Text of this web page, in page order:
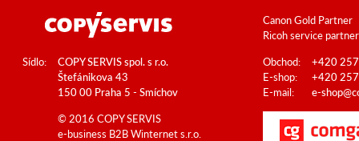
Canon Gold Partner
Ricoh service partner
Sídlo:
COPY SERVIS spol. s r.o.
Štefánikova 43
150 00 Praha 5 - Smíchov
Obchod:
+420
E-shop:
+420
E-mail:
e-
© 2016 COPY SERVIS
e-business B2BWinternet s.r.o.